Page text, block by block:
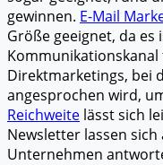
gewinnen. E-Mail
Größe geeignet, da es
Direktmarketings, bei
angesprochen wird,
Reichweite lässt sich
Newsletter lassen
Unternehmen